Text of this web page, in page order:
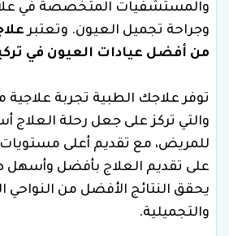
والمستشفيات المتخصصة في
وجراحة تجميل العيون. وتعتبر
من أفضل عيادات العيون في
توفر علاجك الطبية تجربة علاجية
والتي تركز على جعل رحلة العلاج
للمريض، مع تقديم أعلى
على تقديم العلاج بأفضل وأسهل
يحقق النتائج الأفضل من النواحي
والتجميلية.